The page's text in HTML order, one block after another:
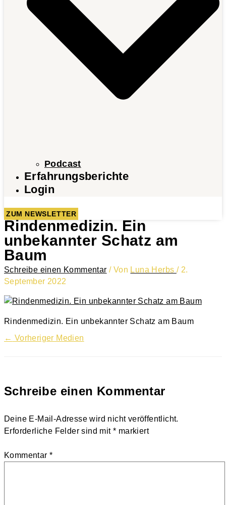
Podcast
Erfahrungsberichte
Login
ZUM NEWSLETTER
Rindenmedizin. Ein
unbekannter Schatz am
Baum
Schreibe einen Kommentar / Von Luna Herbs / 2.
September 2022
Rindenmedizin. Ein unbekannter Schatz am Baum
← Vorheriger Medien
Schreibe einen Kommentar
Deine E-Mail-Adresse wird nicht veröffentlicht.
Erforderliche Felder sind mit * markiert
Kommentar*